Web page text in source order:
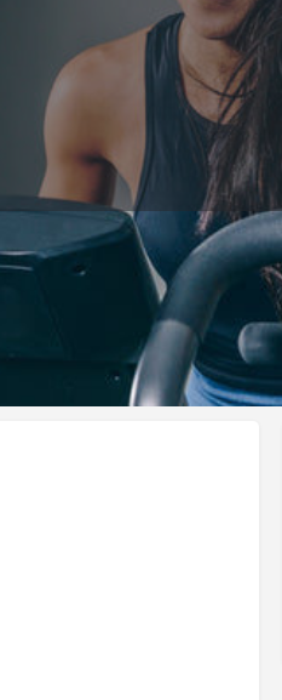
Descripción
Compartir